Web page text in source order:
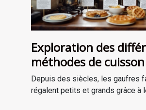
Exploration des
méthodes de
gaufres à travers les
Depuis des siècles, les gaufres
régalent petits et grands grâce à